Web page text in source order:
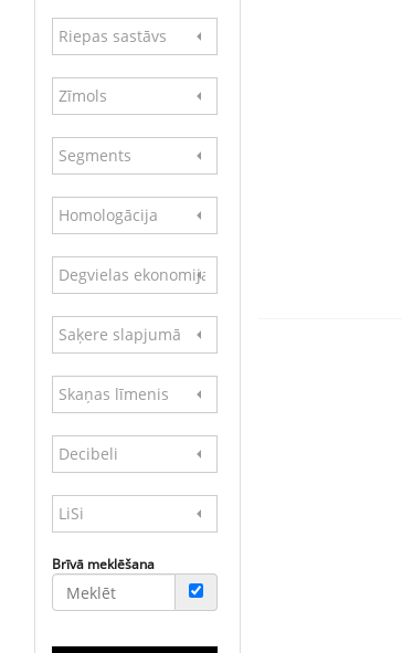
Riepas sastāvs
Zīmols
Segments
Homologācija
Degvielas ekonomija
Saķere slapjumā
Skaņas līmenis
Decibeli
LiSi
Brīvā meklēšana